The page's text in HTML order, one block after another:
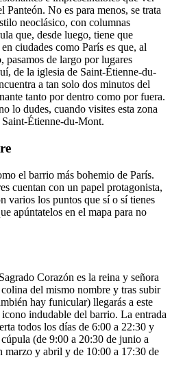
Panteón. No es para menos, se trata
neoclásico, con columnas
que, desde luego, tiene que
ciudades como París es que, al
pasamos de largo por lugares
de la iglesia de Saint-Étienne-du-
a tan solo dos minutos del
tanto por dentro como por fuera.
lo dudes, cuando visites esta zona
Étienne-du-Mont.
el barrio más bohemio de París.
cuentan con un papel protagonista,
varios los puntos que sí o sí tienes
apúntatelos en el mapa para no
Corazón es la reina y señora
del mismo nombre y tras subir
hay funicular) llegarás a este
indudable del barrio. La entrada
todos los días de 6:00 a 22:30 y
(de 9:00 a 20:30 de junio a
marzo y abril y de 10:00 a 17:30 de